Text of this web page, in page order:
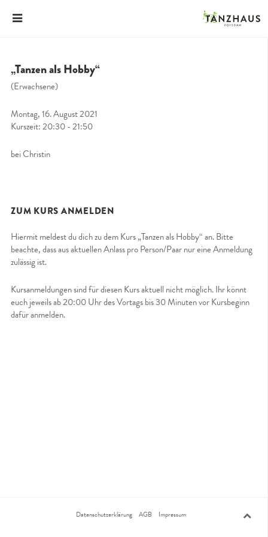
„Tanzen als Hobby“
(Erwachsene)
Montag, 16. August 2021
Kurszeit: 20:30 - 21:50
bei Christin
ZUM KURS ANMELDEN
Hiermit meldest du dich zu dem Kurs „Tanzen als Hobby“ an. Bitte
beachte, dass aus aktuellen Anlass pro Person/Paar nur eine Anmeldung
zulässig ist.
Kursanmeldungen sind für diesen Kurs aktuell nicht möglich. Ihr könnt
euch jeweils ab 20:00 Uhr des Vortags bis 30 Minuten vor Kursbeginn
dafür anmelden.
Datenschutzerklärung AGB Impressum